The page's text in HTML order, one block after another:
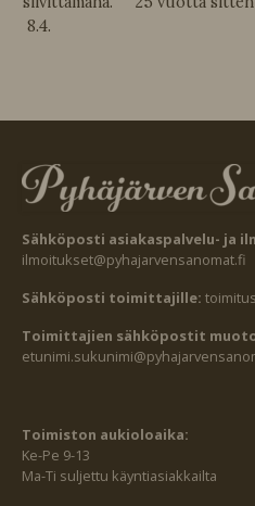
8.4.
Sähköposti asiakaspalvelu- ja
ilmoitukset@pyhajarvensanomat.fi
Sähköposti toimittajille:
Toimittajien sähköpostit
Toimiston aukioloaika:
Ke-Pe 9-13
Ma-Ti suljettu käyntiasiakkailta